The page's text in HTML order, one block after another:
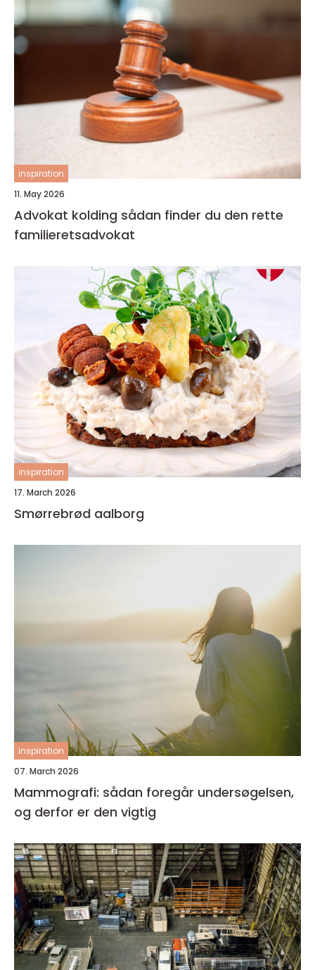
inspiration
11. May 2026
Advokat kolding sådan finder du den rette
familieretsadvokat
inspiration
17. March 2026
Smørrebrød aalborg
inspiration
07. March 2026
Mammografi: sådan foregår undersøgelsen,
og derfor er den vigtig